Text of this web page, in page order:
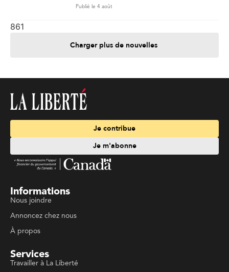
Publié le 4 août
861
Charger plus de nouvelles
Je contribue
Je m'abonne
Informations
Nous joindre
Annoncez chez nous
À propos
Services
Travailler à La Liberté